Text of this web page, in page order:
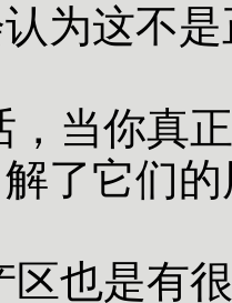
为这不
你真正
了它们
是有很